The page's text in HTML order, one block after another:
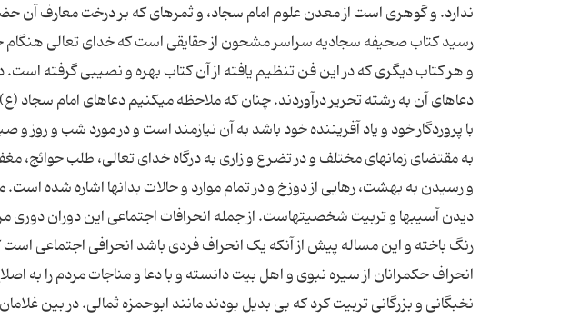
ندارد. و گوهرى است از معدن علوم امام سجاد، و ثمره‏اى كه بر درخت معارف آن
رسید كتاب صحيفه سجاديه سراسر مشحون از حقايقى است كه خداى تعالى هنگام
و هر كتاب ديگرى كه در اين فن تنظيم يافته از آن كتاب بهره و نصيبى گرفته است.
دعاهاى آن به رشته تحرير درآوردند. چنان كه ملاحظه مى‏كنيم دعاهاى امام سجاد (ع)
با پروردگار خود و ياد آفريننده خود باشد به آن نيازمند است و در مورد شب و
به مقتضاى زمانهاى مختلف و در تضرع و زارى به درگاه خداى تعالى، طلب حوائج،
و رسيدن به بهشت، رهايى از دوزخ و در تمام موارد و حالات بدانها اشاره
دیدن آسیبها و تربیت شخصیتهاست. از جمله انحرافات اجتماعی این دوران دوری
رنگ باخته و این مساله پیش از آنکه یک انحراف فردی باشد انحرافی اجتماعی
انحراف حکمرانان از سیره نبوی و اهل بیت دانسته و با دعا و مناجات مردم را به
نخبگانی و بزرگانی تربیت کرد که بی بدیل بودند مانند ابوحمزه ثمالی. در بین